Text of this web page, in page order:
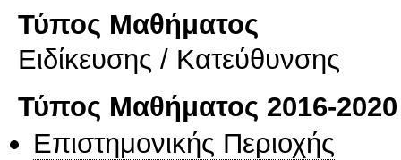
Τύπος Μαθήματος
Eιδίκευσης / Kατεύθυνσης
Τύπος Μαθήματος 2016-2020
Επιστημονικής Περιοχής